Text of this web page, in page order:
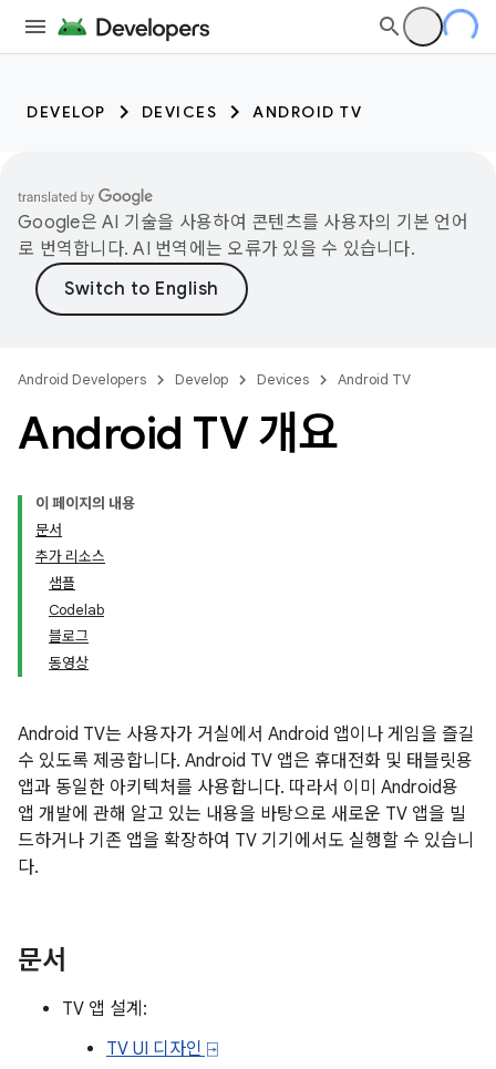
DEVELOP DEVICES ANDROID TV
Google은 AI 기술을 사용하여 콘텐츠를 사용자의 기본 언어
로 번역합니다. AI 번역에는 오류가 있을 수 있습니다.
Android Developers Develop Devices Android TV
Android TV 개요
이 페이지의 내용
문서
추가 리소스
샘플
Codelab
블로그
동영상
Android TV는 사용자가 거실에서 Android 앱이나 게임을 즐길
수 있도록 제공합니다. Android TV 앱은 휴대전화 및 태블릿용
앱과 동일한 아키텍처를 사용합니다. 따라서 이미 Android용
앱 개발에 관해 알고 있는 내용을 바탕으로 새로운 TV 앱을 빌
드하거나 기존 앱을 확장하여 TV 기기에서도 실행할 수 있습니
다.
문서
TV 앱 설계:
TV UI 디자인 ⍈